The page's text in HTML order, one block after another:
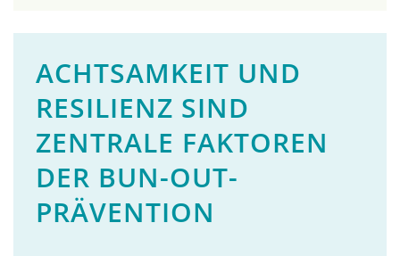
ACHTSAMKEIT UND
RESILIENZ SIND
ZENTRALE FAKTOREN
DER BUN-OUT-
PRÄVENTION